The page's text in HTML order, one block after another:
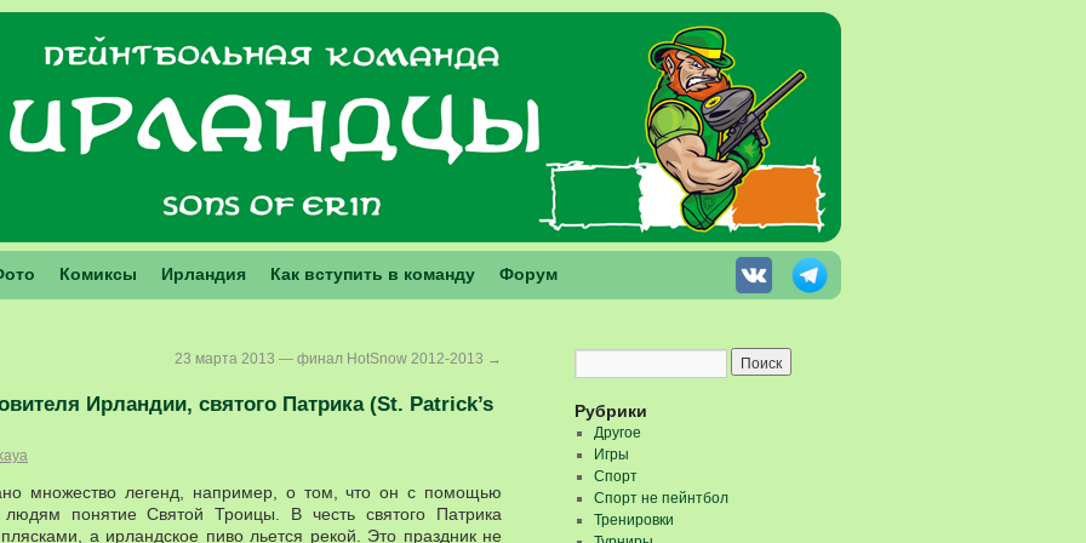
Комиксы Ирландия Как вступить в команду Форум
23 марта 2013 — финал HotSnow 2012-2013 →
Ирландии, святого Патрика (St. Patrick’s
множество легенд, например, о том, что он с помощью
людям понятие Святой Троицы. В честь святого Патрика
а ирландское пиво льется рекой. Это праздник не
Рубрики
Другое
Игры
Спорт
Спорт не пейнтбол
Тренировки